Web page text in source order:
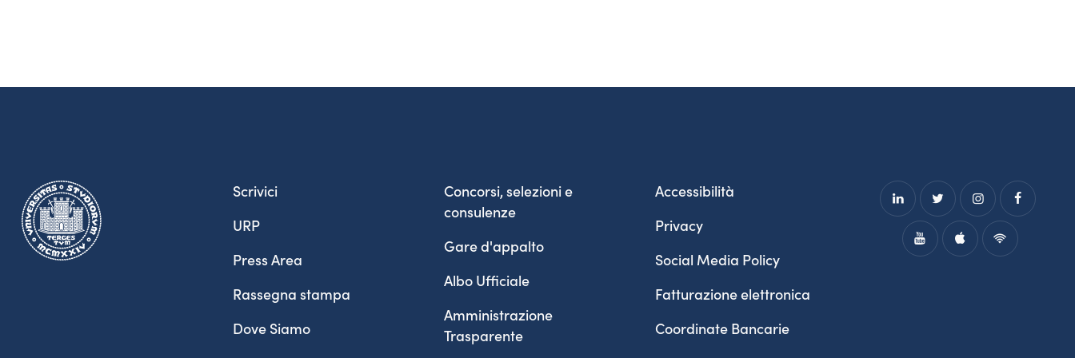
Scrivici
URP
Press Area
Rassegna stampa
Dove Siamo
Concorsi, selezioni e
consulenze
Gare d'appalto
Albo Ufficiale
Amministrazione
Trasparente
Accessibilità
Privacy
Social Media Policy
Fatturazione elettronica
Coordinate Bancarie